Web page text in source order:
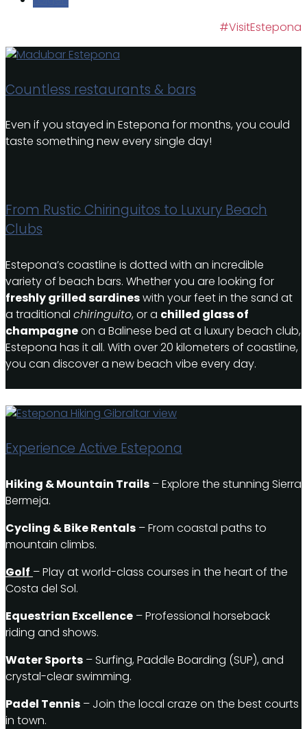
#VisitEstepona
Countless restaurants & bars
Even if you stayed in Estepona for months, you could
taste something new every single day!
From Rustic Chiringuitos to Luxury Beach
Clubs
Estepona’s coastline is dotted with an incredible
variety of beach bars. Whether you are looking for
freshly grilled sardineswith your feet in the sand at
a traditional chiringuito, or a chilled glass of
champagneon a Balinese bed at a luxury beach club,
Estepona has it all. With over 20 kilometers of coastline,
you can discover a new beach vibe every day.
Experience Active Estepona
Hiking & Mountain Trails – Explore the stunning Sierra
Bermeja.
Cycling & Bike Rentals – From coastal paths to
mountain climbs.
Golf – Play at world-class courses in the heart of the
Costa del Sol.
Equestrian Excellence – Professional horseback
riding and shows.
Water Sports – Surfing, Paddle Boarding (SUP), and
crystal-clear swimming.
Padel Tennis – Join the local craze on the best courts
in town.